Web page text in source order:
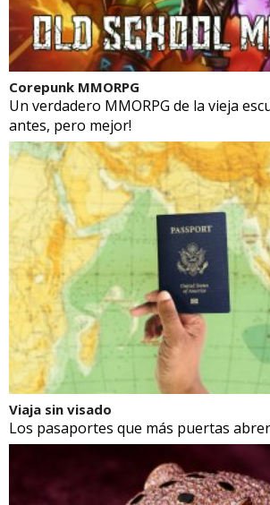
Corepunk MMORPG
Un verdadero MMORPG de la vieja
antes, pero mejor!
Viaja sin visado
Los pasaportes que más puertas